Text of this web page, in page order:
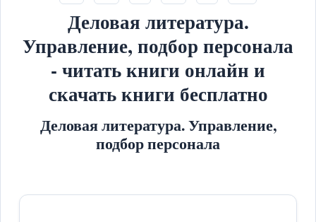
Деловая литература.
Управление, подбор персонала
- читать книги онлайн и
скачать книги бесплатно
Деловая литература. Управление,
подбор персонала